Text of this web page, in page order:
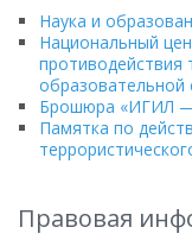
Наука и
Национальный
противодействия
образовательной
Брошюра «ИГИЛ —
Памятка по
Правовая